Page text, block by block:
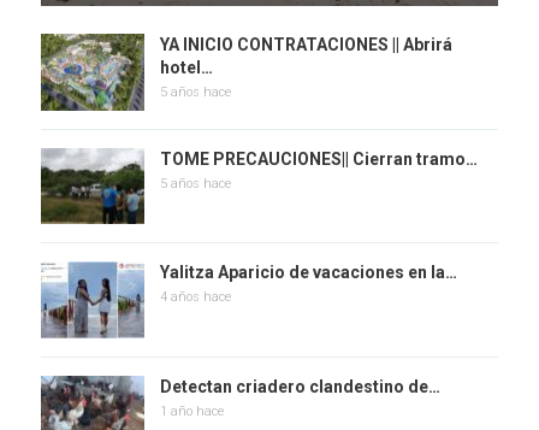
YA INICIO CONTRATACIONES || Abrirá
hotel…
5 años hace
TOME PRECAUCIONES|| Cierran tramo…
5 años hace
Yalitza Aparicio de vacaciones en la…
4 años hace
Detectan criadero clandestino de…
1 año hace